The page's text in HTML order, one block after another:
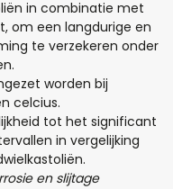
in combinatie met
om een langdurige en
te verzekeren onder
worden bij
celcius.
tot het significant
in vergelijking
en slijtage